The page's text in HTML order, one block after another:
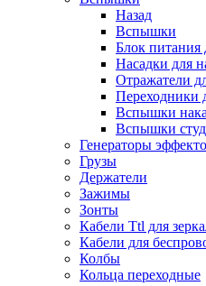
Назад
Вспышки
Блок
Насадки для
Отражатели
Переходники
Вспышки
Вспышки
Генераторы
Грузы
Держатели
Зажимы
Зонты
Кабели Ttl для
Кабели для
Колбы
Кольца переходные